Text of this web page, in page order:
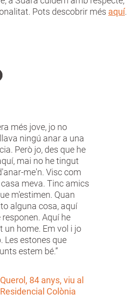
Pots descobrir més aquí.
més jove, jo no
ningú anar a una
Però jo, des que he
mai no he tingut
me'n. Visc com
meva. Tinc amics
m'estimen. Quan
alguna cosa, aquí
responen. Aquí he
un home. Em vol i jo
Les estones que
estem bé.”
84 anys, viu al
Colònia